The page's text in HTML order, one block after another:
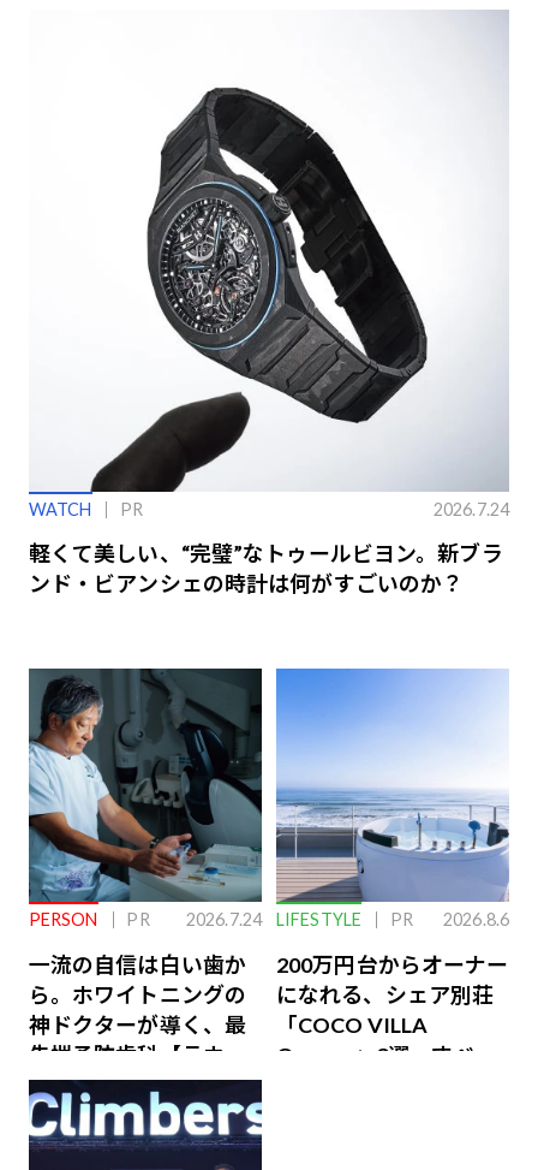
WATCH PR 2026.7.24
軽くて美しい、“完璧”なトゥールビヨン。新ブラ
ンド・ビアンシェの時計は何がすごいのか？
PERSON PR 2026.7.24
一流の自信は白い歯か
ら。ホワイトニングの
神ドクターが導く、最
先端予防歯科【ラウン
ジ会員特典あり】
LIFESTYLE PR 2026.8.6
200万円台からオーナー
になれる、シェア別荘
「COCO VILLA
Owners」3選。すべて